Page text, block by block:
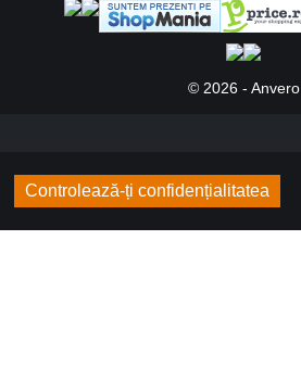
© 2026 - Anvero
Controlează-ți confidențialitatea